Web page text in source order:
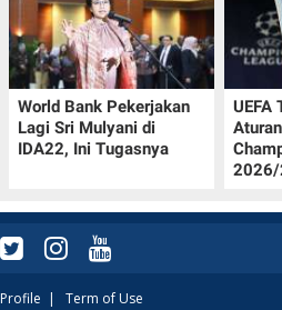
World Bank Pekerjakan
Lagi Sri Mulyani di
IDA22, Ini Tugasnya
UEFA
2026/
Profile | Term of Use